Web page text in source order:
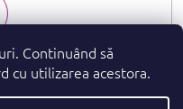
Continuând să
cu utilizarea acestora.